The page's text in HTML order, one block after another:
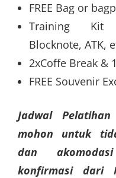
FREE Bag or
Training Kit
Blocknote, ATK,
2xCoffe Break &
FREE Souvenir
Jadwal
mohon untuk
dan
konfirmasi dari